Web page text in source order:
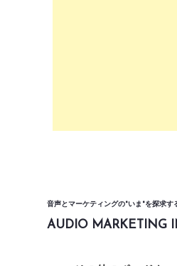
音声とマーケティングの"いま"を探求す
AUDIO MARKETING